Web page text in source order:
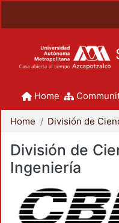
Home
Home
División de
Ingeniería